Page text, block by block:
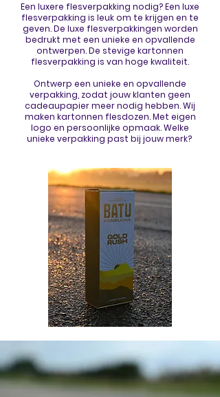
Een luxere flesverpakking nodig? Een luxe
flesverpakking is leuk om te krijgen en te
geven. De luxe flesverpakkingen worden
bedrukt met een unieke en opvallende
ontwerpen. De stevige kartonnen
flesverpakking is van hoge kwaliteit.
Ontwerp een unieke en opvallende
verpakking, zodat jouw klanten geen
cadeaupapier meer nodig hebben.Wij
maken kartonnen flesdozen. Met eigen
logo en persoonlijke opmaak. Welke
unieke verpakking past bij jouw merk?